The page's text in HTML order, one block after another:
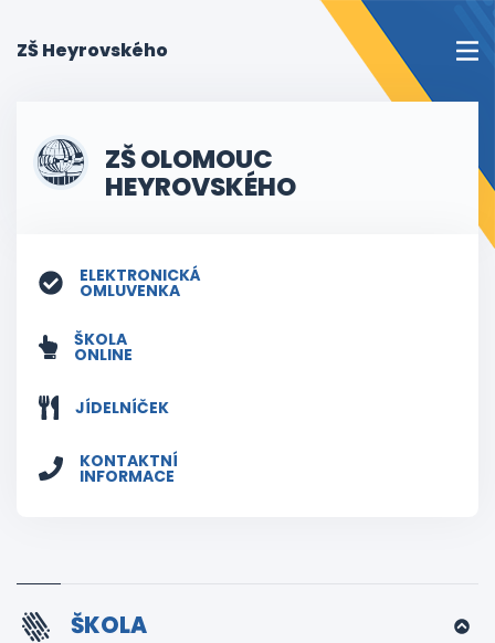
ZŠ Heyrovského
ZŠ OLOMOUC
HEYROVSKÉHO
ELEKTRONICKÁ
OMLUVENKA
ŠKOLA
ONLINE
JÍDELNÍČEK
KONTAKTNÍ
INFORMACE
ŠKOLA